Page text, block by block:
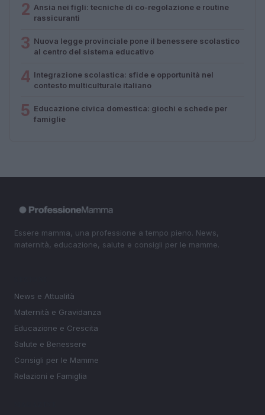
2 Ansia nei figli: tecniche di co-regolazione e routine
rassicuranti
3 Nuova legge provinciale pone il benessere scolastico
al centro del sistema educativo
4 Integrazione scolastica: sfide e opportunità nel
contesto multiculturale italiano
5 Educazione civica domestica: giochi e schede per
famiglie
Essere mamma, una professione a tempo pieno. News,
maternità, educazione, salute e consigli per le mamme.
News e Attualità
Maternità e Gravidanza
Educazione e Crescita
Salute e Benessere
Consigli per le Mamme
Relazioni e Famiglia